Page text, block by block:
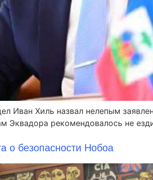
Иван Хиль назвал нелепым
рекомендовалось не
о безопасности Нобоа